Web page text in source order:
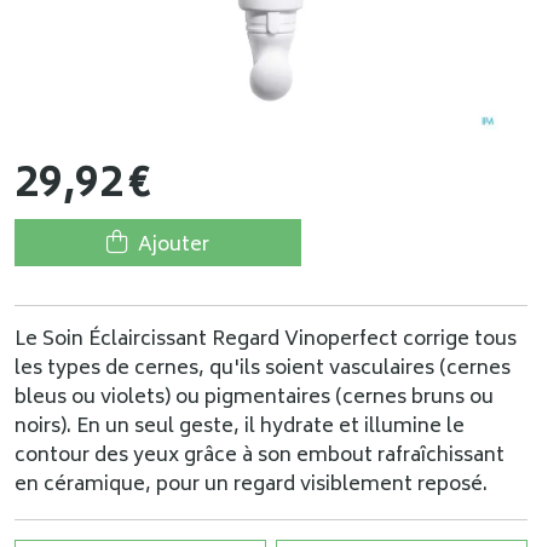
29,92€
Ajouter
Le Soin Éclaircissant Regard Vinoperfect corrige tous
les types de cernes, qu'ils soient vasculaires (cernes
bleus ou violets) ou pigmentaires (cernes bruns ou
noirs). En un seul geste, il hydrate et illumine le
contour des yeux grâce à son embout rafraîchissant
en céramique, pour un regard visiblement reposé.